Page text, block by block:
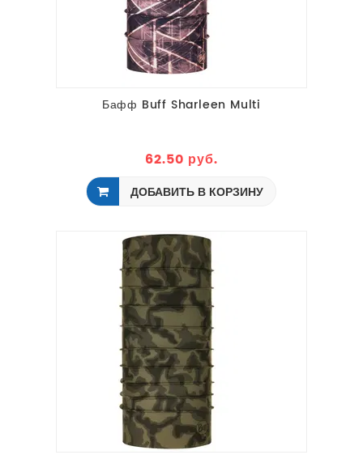
Бафф Buff Sharleen Multi
62.50 руб.
ДОБАВИТЬ В КОРЗИНУ